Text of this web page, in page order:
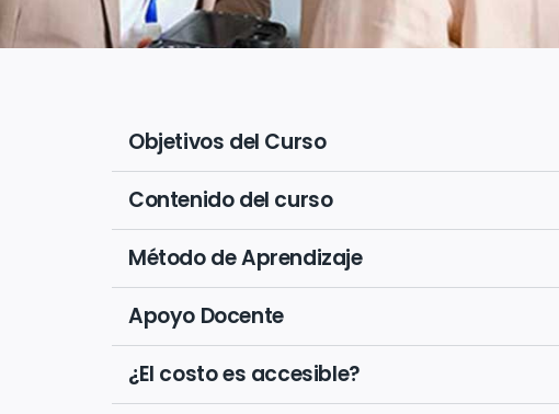
Objetivos del Curso
Contenido del curso
Método de Aprendizaje
Apoyo Docente
¿El costo es accesible?